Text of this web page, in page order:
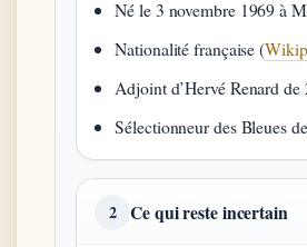
Né le 3 novembre 1969 à
Nationalité française (
Adjoint d’Hervé Renard
Sélectionneur des Bleues
2 Ce qui reste incertain